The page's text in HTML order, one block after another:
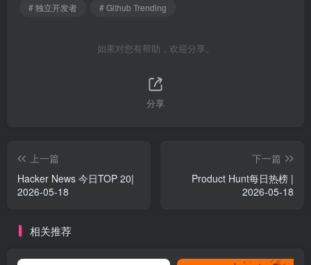
# 独立开发者
# Github Trending
如果对您有帮助，欢迎分享。
分享
上一篇
Hacker News 今日TOP 20|
2026-05-18
下一篇
Product Hunt每日热榜 |
2026-05-18
相关推荐